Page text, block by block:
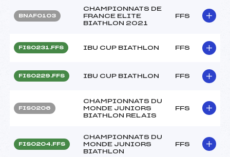
BNAF0103
CHAMPIONNATS DE
FRANCE ELITE
BIATHLON 2021
FFS
FIS0231.FFS IBU CUP BIATHLON FFS
FIS0229.FFS IBU CUP BIATHLON FFS
FIS0206
CHAMPIONNATS DU
MONDE JUNIORS
BIATHLON RELAIS
FFS
FIS0204.FFS
CHAMPIONNATS DU
MONDE JUNIORS
BIATHLON
FFS